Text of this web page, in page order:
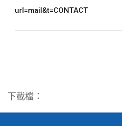
url=mail&t=CONTACT
下載檔：